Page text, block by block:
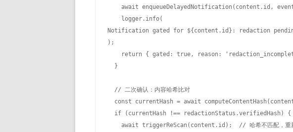
await enqueueDelayedNotification(content.id,
    logger.info(
Notification gated for ${content.id}: redaction
);
return { gated: true, reason:
  }
  // 二次确认：内容哈希比对
const currentHash = await
  if (currentHash !== redactionStatus.verifiedHash) {
await triggerReScan(content.id);  // 哈希不匹配，重